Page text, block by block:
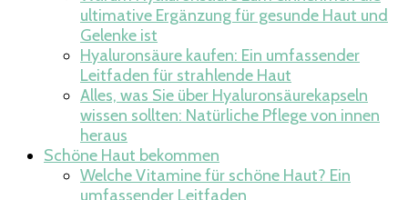
ultimative Ergänzung für gesunde Haut und
Gelenke ist
Hyaluronsäure kaufen: Ein umfassender
Leitfaden für strahlende Haut
Alles, was Sie über Hyaluronsäurekapseln
wissen sollten: Natürliche Pflege von innen
heraus
Schöne Haut bekommen
Welche Vitamine für schöne Haut? Ein
umfassender Leitfaden